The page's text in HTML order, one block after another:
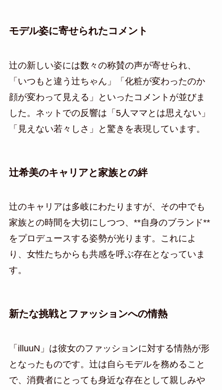
モデル姿に寄せられたコメント
辻の新しい姿には数々の称賛の声が寄せられ、
「いつもと違う辻ちゃん」「化粧が変わったのか
顔が変わって見える」といったコメントが並びま
した。ネットでの反響は「5人ママとは思えない」
「見えない若々しさ」と驚きを表現しています。
辻希美のキャリアと家族との絆
辻のキャリアは多岐にわたりますが、その中でも
家族との時間を大切にしつつ、**自身のブランド**
をプロデュースする姿勢が光ります。これによ
り、女性たちからも共感を呼ぶ存在となっていま
す。
新たな挑戦とファッションへの情熱
「illuuN」は彼女のファッションに対する情熱が形
となったものです。辻は自らモデルを務めること
で、消費者にとっても身近な存在として親しみや